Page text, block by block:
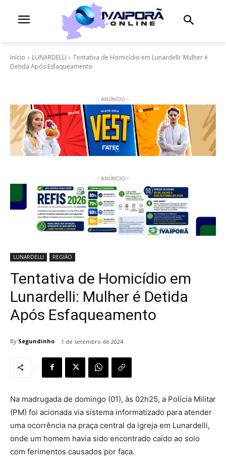
Início LUNARDELLI
Tentativa de Homicídio em Lunardelli: Mulher é
Detida Após Esfaqueamento
- ANÚNCIO -
- ANÚNCIO -
LUNARDELLI REGIÃO
Tentativa de Homicídio em
Lunardelli: Mulher é Detida
Após Esfaqueamento
By Segundinho 1 de setembro de 2024
Na madrugada de domingo (01), às 02h25, a Polícia Militar
(PM) foi acionada via sistema informatizado para atender
uma ocorrência na praça central da igreja em Lunardelli,
onde um homem havia sido encontrado caído ao solo
com ferimentos causados por faca.